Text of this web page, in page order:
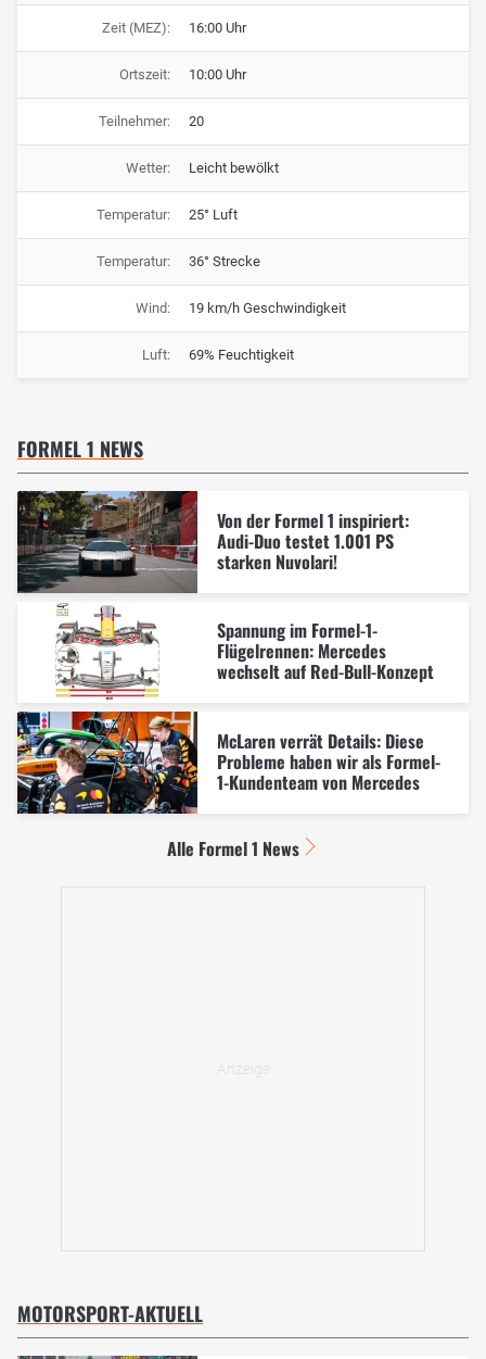
Zeit (MEZ): 16:00 Uhr
Ortszeit: 10:00 Uhr
Teilnehmer: 20
Wetter: Leicht bewölkt
Temperatur: 25° Luft
Temperatur: 36° Strecke
Wind: 19 km/h Geschwindigkeit
Luft: 69% Feuchtigkeit
FORMEL 1 NEWS
Von der Formel 1 inspiriert:
Audi-Duo testet 1.001 PS
starken Nuvolari!
Spannung im Formel-1-
Flügelrennen: Mercedes
wechselt auf Red-Bull-Konzept
McLaren verrät Details: Diese
Probleme haben wir als Formel-
1-Kundenteam von Mercedes
Alle Formel 1 News
MOTORSPORT-AKTUELL